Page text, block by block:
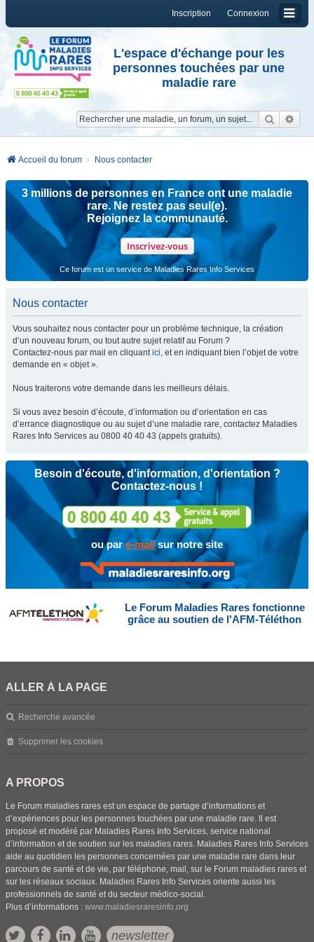
Connexion
Inscription
L'espace d'échange pour les
personnes touchées par une
maladie rare
Accueil du forum Nous contacter
3 millions de personnes en France ont une maladie
rare. Ne restez pas seul(e).
Rejoignez la communauté.
Inscrivez-vous
Ce forum est un service de Maladies Rares Info Services
Nous contacter
Vous souhaitez nous contacter pour un problème technique, la création
d’un nouveau forum, ou tout autre sujet relatif au Forum ?
Contactez-nous par mail en cliquantici, et en indiquant bien l’objet de votre
demande en « objet ».
Nous traiterons votre demande dans les meilleurs délais.
Si vous avez besoin d’écoute, d’information ou d’orientation en cas
d’errance diagnostique ou au sujet d’une maladie rare, contactez Maladies
Rares Info Services au 0800 40 40 43 (appels gratuits).
Besoin d'écoute, d'information, d'orientation ?
Contactez-nous !
ou pare-mailsur notre site
Le Forum Maladies Rares fonctionne
grâce au soutien de l'AFM-Téléthon
ALLER À LA PAGE
Recherche avancée
Supprimer les cookies
A PROPOS
Le Forum maladies rares est un espace de partage d’informations et
d’expériences pour les personnes touchées par une maladie rare. Il est
proposé et modéré par Maladies Rares Info Services, service national
d’information et de soutien sur les maladies rares. Maladies Rares Info Services
aide au quotidien les personnes concernées par une maladie rare dans leur
parcours de santé et de vie, par téléphone, mail, sur le Forum maladies rares et
sur les réseaux sociaux. Maladies Rares Info Services oriente aussi les
professionnels de santé et du secteur médico-social.
Plus d’informations : www.maladiesraresinfo.org
newsletter